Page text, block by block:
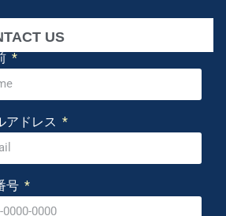
US
アドレス
号